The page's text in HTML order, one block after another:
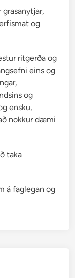
og
ritgerða og
eins og
og
ensku,
nokkur dæmi
taka
á faglegan og